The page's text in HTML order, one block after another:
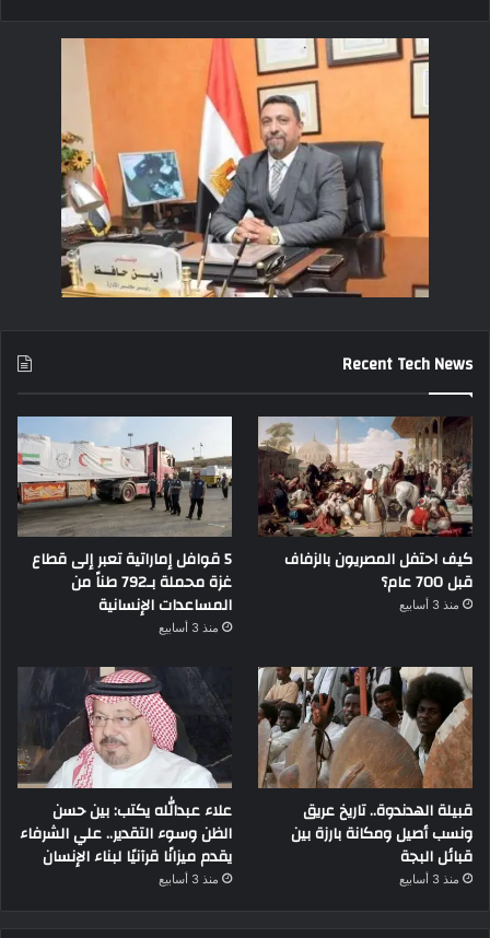
Recent Tech News
كيف احتفل المصريون بالزفاف
قبل 700 عام؟
منذ 3 أسابيع
5 قوافل إماراتية تعبر إلى قطاع
غزة محملة بـ792 طناً من
المساعدات الإنسانية
منذ 3 أسابيع
قبيلة الهدندوة.. تاريخ عريق
ونسب أصيل ومكانة بارزة بين
قبائل البجة
منذ 3 أسابيع
علاء عبدالله يكتب: بين حسن
الظن وسوء التقدير.. علي الشرفاء
يقدم ميزانًا قرآنيًا لبناء الإنسان
منذ 3 أسابيع